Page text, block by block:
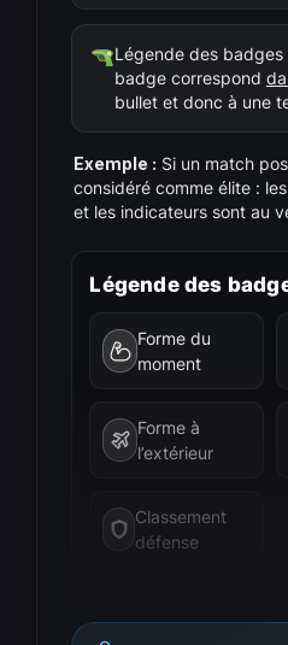
Légende des
badge correspond
bullet et donc à une
Exemple : Si un match
considéré comme élite :
et les indicateurs sont au
Légende des
Forme du
moment
Forme à
l’extérieur
Classement
défense